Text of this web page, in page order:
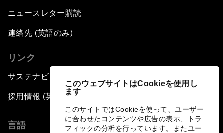
このウェブサイトはCookieを使用し
ます
このサイトではCookieを使って、ユーザー
に合わせたコンテンツや広告の表示、トラ
フィックの分析を行っています。またユー
ニュースレター購読
連絡先 (英語のみ)
リンク
サステナビリティへの取り組み
採用情報 (英語のみ)
言語